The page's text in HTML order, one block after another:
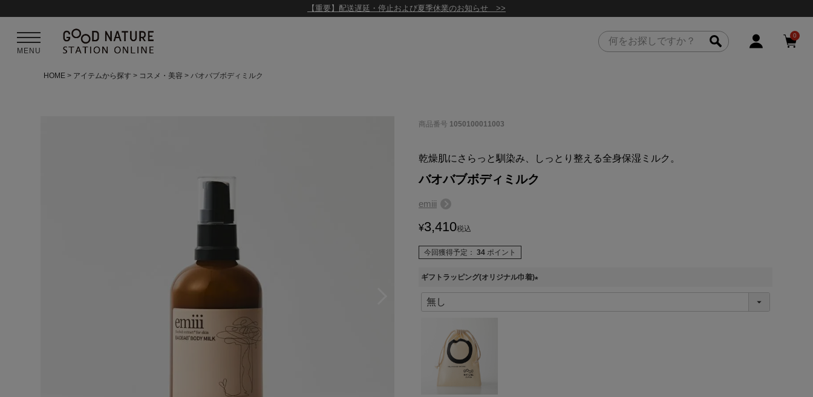
【重要】配送遅延・停止および夏季休業のお知らせ >>
MENU
0
HOME アイテムから探す コスメ・美容 バオバブボディミルク
商品番号 1050100011003
乾燥肌にさらっと馴染み、しっとり整える全身保湿ミルク。
バオバブボディミルク
emiii
¥3,410税込
今回獲得予定： 34 ポイント
ギフトラッピング(オリジナル巾着)
(